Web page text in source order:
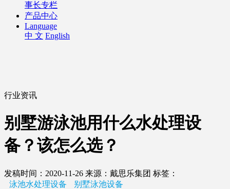
事长专栏
产品中心
Language
中 文 English
行业资讯
别墅游泳池用什么水处理设
备？该怎么选？
发稿时间：2020-11-26 来源：戴思乐集团 标签：
泳池水处理设备
别墅泳池设备